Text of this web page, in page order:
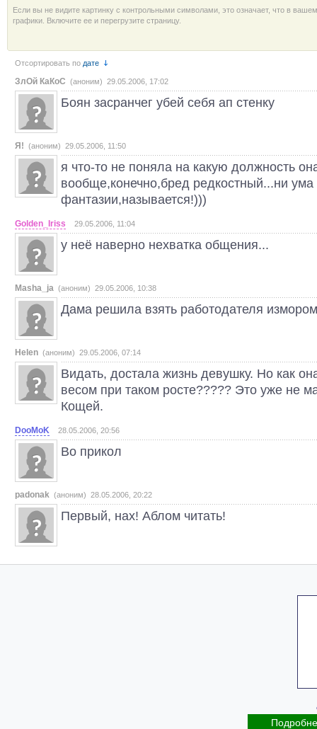
Если вы не видите картинку с контрольными символами, это означает, что в
графики. Включите ее и перегрузите страницу.
Отсортировать по дате
ЗлОй КаКоС (аноним) 29.05.2006, 17:02
Боян засранчег убей себя ап стенку
Я! (аноним) 29.05.2006, 11:50
я что-то не поняла на какую должность
вообще,конечно,бред редкостный...ни ума
фантазии,называется!)))
Golden_Iriss 29.05.2006, 11:04
у неё наверно нехватка общения...
Masha_ja (аноним) 29.05.2006, 10:38
Дама решила взять работодателя
Helen (аноним) 29.05.2006, 07:14
Видать, достала жизнь девушку. Но как
весом при таком росте????? Это уже не
Кощей.
DooMoK 28.05.2006, 20:56
Во прикол
padonak (аноним) 28.05.2006, 20:22
Первый, нах! Аблом читать!